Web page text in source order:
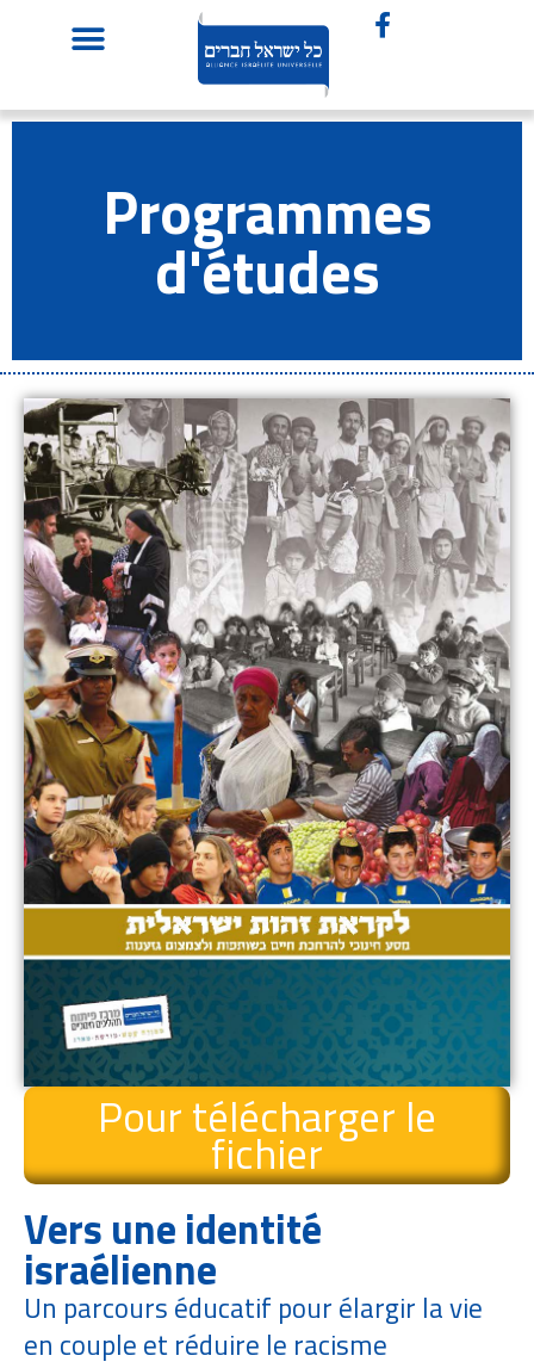
Programmes
d'études
Pour télécharger le
fichier
Vers une identité
israélienne
Un parcours éducatif pour élargir la vie
en couple et réduire le racisme